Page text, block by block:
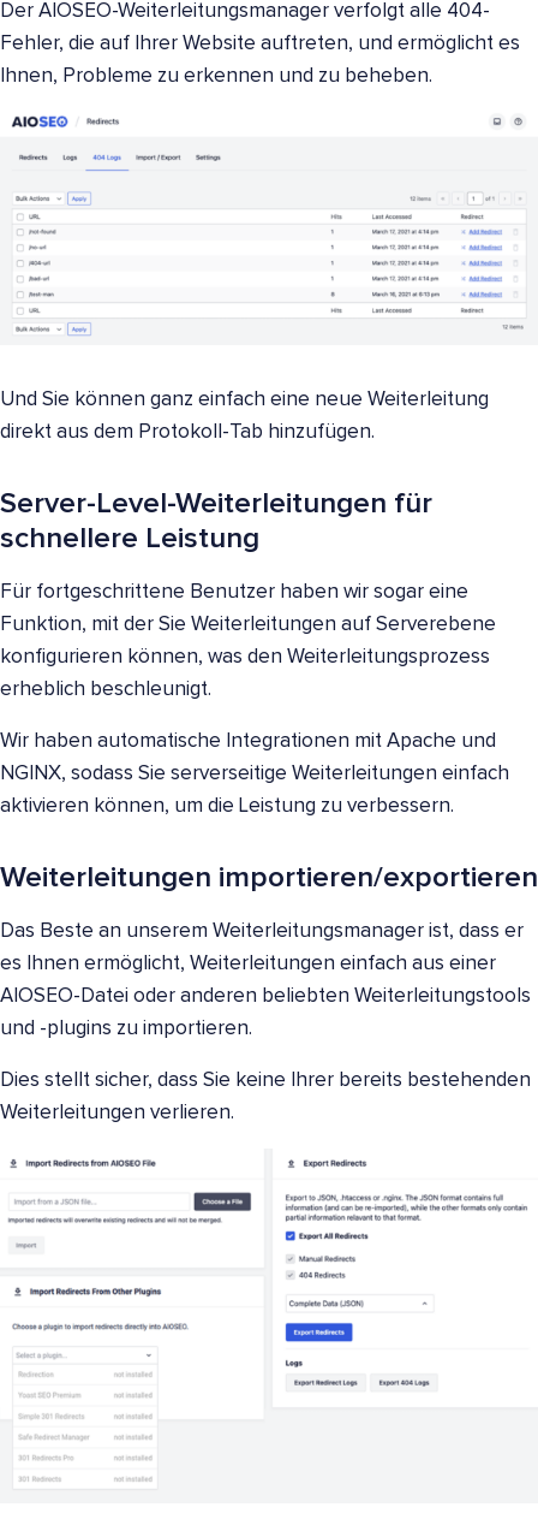
Der AIOSEO-Weiterleitungsmanager verfolgt alle 404-
Fehler, die auf Ihrer Website auftreten, und ermöglicht es
Ihnen, Probleme zu erkennen und zu beheben.
Und Sie können ganz einfach eine neue Weiterleitung
direkt aus dem Protokoll-Tab hinzufügen.
Server-Level-Weiterleitungen für
schnellere Leistung
Für fortgeschrittene Benutzer haben wir sogar eine
Funktion, mit der Sie Weiterleitungen auf Serverebene
konfigurieren können, was den Weiterleitungsprozess
erheblich beschleunigt.
Wir haben automatische Integrationen mit Apache und
NGINX, sodass Sie serverseitige Weiterleitungen einfach
aktivieren können, um die Leistung zu verbessern.
Weiterleitungen importieren/exportieren
Das Beste an unserem Weiterleitungsmanager ist, dass er
es Ihnen ermöglicht, Weiterleitungen einfach aus einer
AIOSEO-Datei oder anderen beliebten Weiterleitungstools
und -plugins zu importieren.
Dies stellt sicher, dass Sie keine Ihrer bereits bestehenden
Weiterleitungen verlieren.